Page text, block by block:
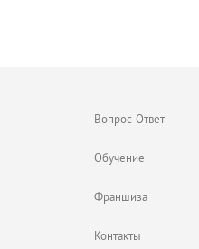
в горящих
или концертный зал.
зоопарке, занимающем огромную
сувениров и интересных
пиво.
Вопрос-Ответ
Обучение
Франшиза
Контакты